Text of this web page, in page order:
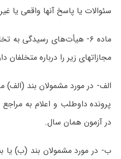
سئوالات یا پاسخ آنها واقعی یا
ماده ۶- هیأت‌های رسیدگی
مجازات­های زیر را درباره متخلفان
پرونده داوطلب و اعلام به
در آزمون همان سال.